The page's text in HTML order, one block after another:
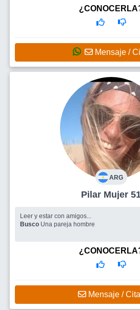
Mensaje /
ARG
Pilar Mujer
Leer y estar con amigos...
Busco Una pareja hombre
Mensaje /